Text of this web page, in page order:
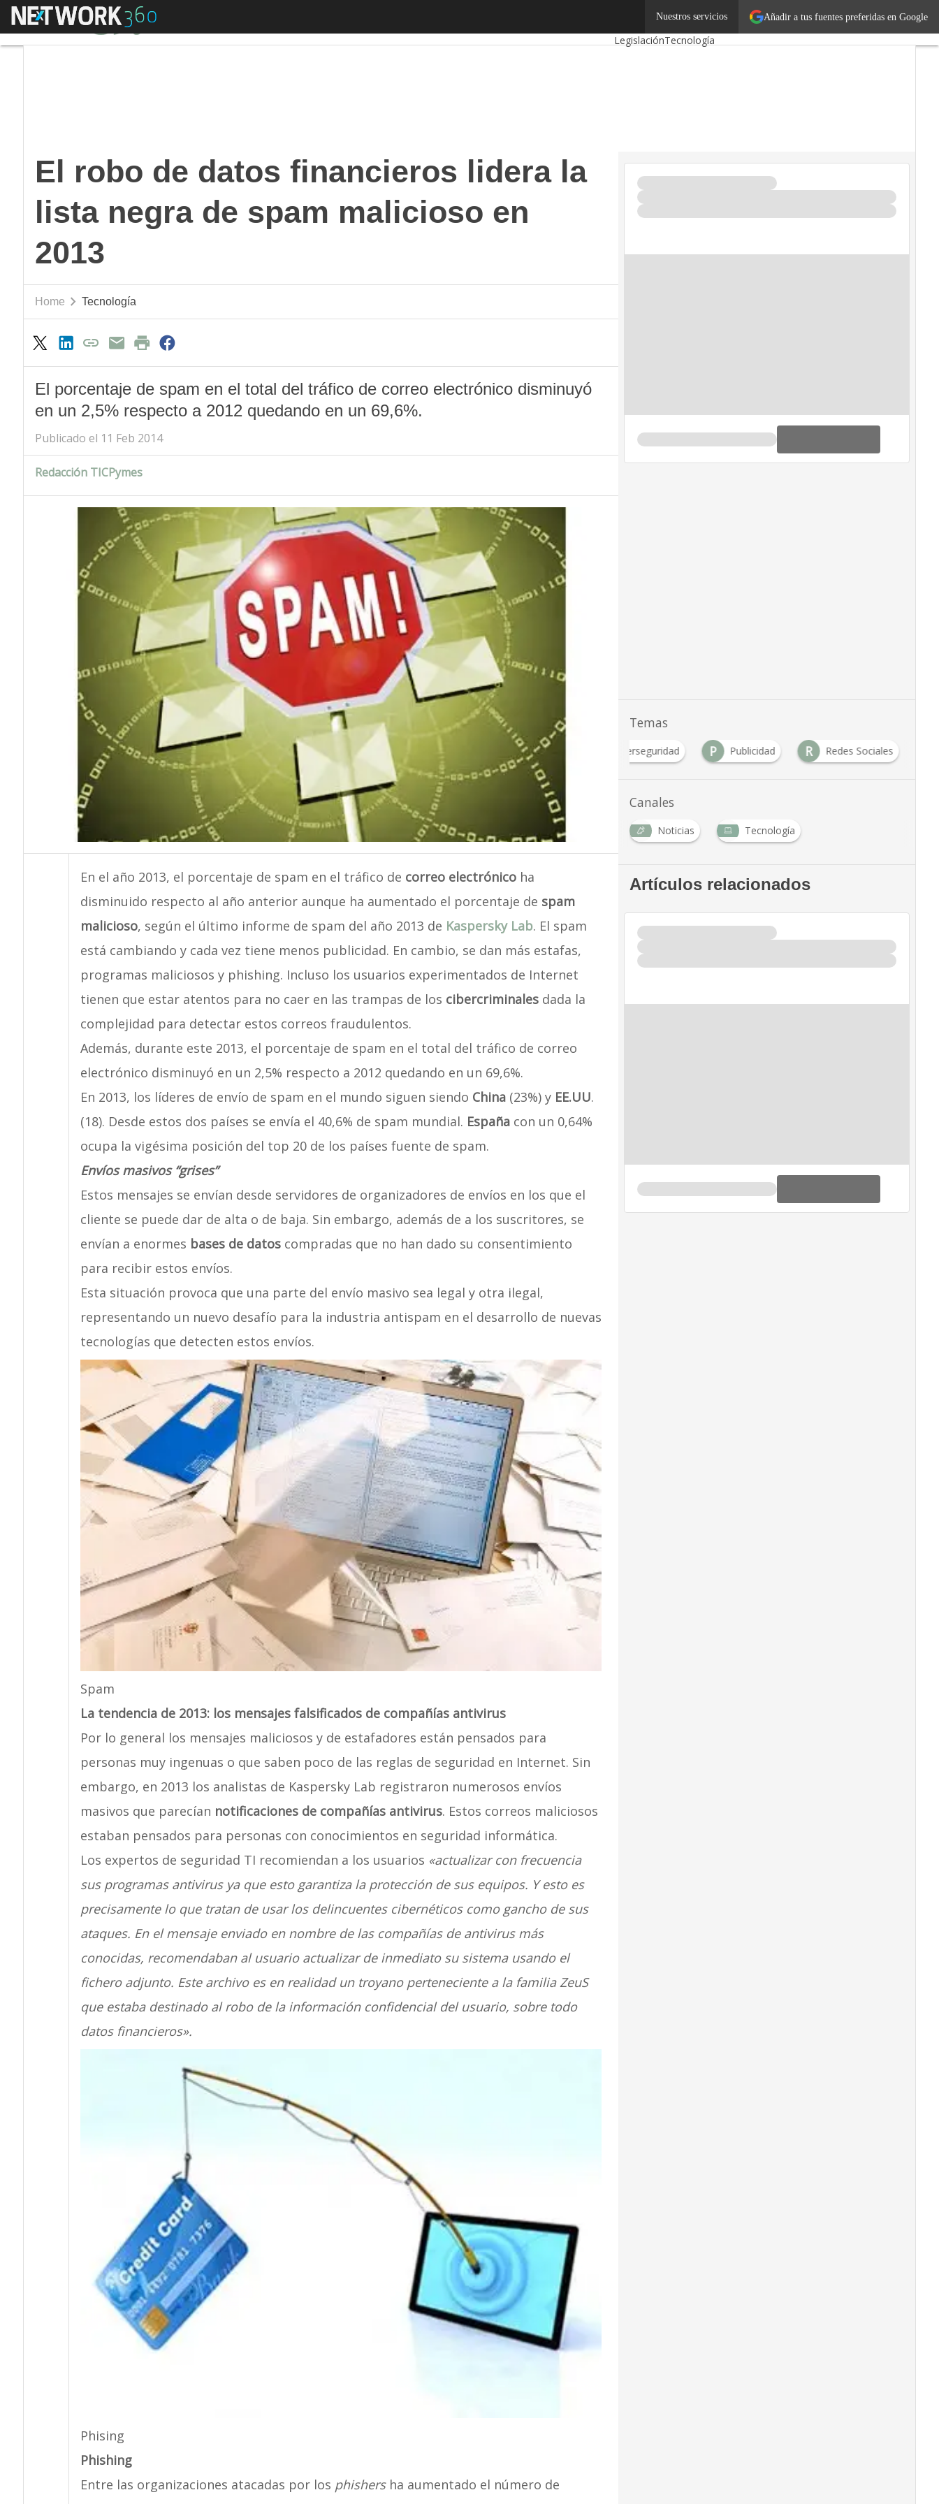
Añadir a tus fuentes preferidas en Google
Nuestros servicios
Menú AutónomosEmprendedores
LegislaciónTecnología
El robo de datos financieros lidera la
lista negra de spam malicioso en
2013
Home Tecnología
El porcentaje de spam en el total del tráfico de correo electrónico disminuyó
en un 2,5% respecto a 2012 quedando en un 69,6%.
Publicado el 11 Feb 2014
Redacción TICPymes
En el año 2013, el porcentaje de spam en el tráfico de correo electrónicoha
disminuido respecto al año anterior aunque ha aumentado el porcentaje de spam
malicioso, según el último informe de spam del año 2013 de Kaspersky Lab. El spam
está cambiando y cada vez tiene menos publicidad. En cambio, se dan más estafas,
programas maliciosos y phishing. Incluso los usuarios experimentados de Internet
tienen que estar atentos para no caer en las trampas de los cibercriminalesdada la
complejidad para detectar estos correos fraudulentos.
Además, durante este 2013, el porcentaje de spam en el total del tráfico de correo
electrónico disminuyó en un 2,5% respecto a 2012 quedando en un 69,6%.
En 2013, los líderes de envío de spam en el mundo siguen siendo China(23%) y EE.UU.
(18). Desde estos dos países se envía el 40,6% de spam mundial. Españacon un 0,64%
ocupa la vigésima posición del top 20 de los países fuente de spam.
Envíos masivos “grises”
Estos mensajes se envían desde servidores de organizadores de envíos en los que el
cliente se puede dar de alta o de baja. Sin embargo, además de a los suscritores, se
envían a enormes bases de datoscompradas que no han dado su consentimiento
para recibir estos envíos.
Esta situación provoca que una parte del envío masivo sea legal y otra ilegal,
representando un nuevo desafío para la industria antispam en el desarrollo de nuevas
tecnologías que detecten estos envíos.
Spam
La tendencia de 2013: los mensajes falsificados de compañías antivirus
Por lo general los mensajes maliciosos y de estafadores están pensados para
personas muy ingenuas o que saben poco de las reglas de seguridad en Internet. Sin
embargo, en 2013 los analistas de Kaspersky Lab registraron numerosos envíos
masivos que parecían notificaciones de compañías antivirus. Estos correos maliciosos
estaban pensados para personas con conocimientos en seguridad informática.
Los expertos de seguridad TI recomiendan a los usuarios «actualizar con frecuencia
sus programas antivirus ya que esto garantiza la protección de sus equipos. Y esto es
precisamente lo que tratan de usar los delincuentes cibernéticos como gancho de sus
ataques. En el mensaje enviado en nombre de las compañías de antivirus más
conocidas, recomendaban al usuario actualizar de inmediato su sistema usando el
fichero adjunto. Este archivo es en realidad un troyano perteneciente a la familia ZeuS
que estaba destinado al robo de la información confidencial del usuario, sobre todo
datos financieros».
Phising
Phishing
Entre las organizaciones atacadas por los phishersha aumentado el número de
Temas
Ciberseguridad P Publicidad R Redes Sociales
Canales
Noticias Tecnología
Artículos relacionados